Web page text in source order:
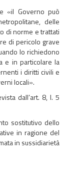
«il Governo può
delle
di norme e trattati
di pericolo grave
lo richiedono
e in particolare la
i diritti civili e
locali».
dall’art. 8, l. 5
sostitutivo dello
in ragione del
in sussidiarietà